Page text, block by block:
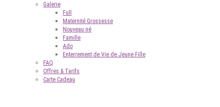
Galerie
Full
Maternité Grossesse
Nouveau né
Famille
Ado
Enterrement de Vie de Jeune Fille
FAQ
Offres & Tarifs
Carte Cadeau